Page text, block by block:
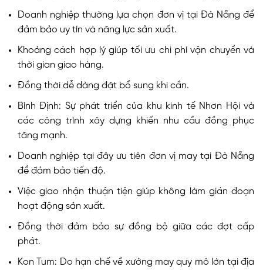
Doanh nghiệp thường lựa chọn đơn vị tại Đà Nẵng để
đảm bảo uy tín và năng lực sản xuất.
Khoảng cách hợp lý giúp tối ưu chi phí vận chuyển và
thời gian giao hàng.
Đồng thời dễ dàng đặt bổ sung khi cần.
Bình Định: Sự phát triển của khu kinh tế Nhơn Hội và
các công trình xây dựng khiến nhu cầu đồng phục
tăng mạnh.
Doanh nghiệp tại đây ưu tiên đơn vị may tại Đà Nẵng
để đảm bảo tiến độ.
Việc giao nhận thuận tiện giúp không làm gián đoạn
hoạt động sản xuất.
Đồng thời đảm bảo sự đồng bộ giữa các đợt cấp
phát.
Kon Tum: Do hạn chế về xưởng may quy mô lớn tại địa